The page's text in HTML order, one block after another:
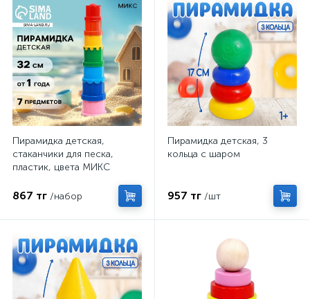
Пирамидка детская,
стаканчики для песка,
пластик, цвета МИКС
867 тг /набор
Пирамидка детская, 3
кольца с шаром
957 тг /шт